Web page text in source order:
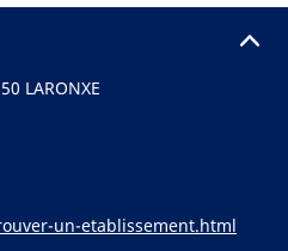
LARONXE
un-etablissement.html